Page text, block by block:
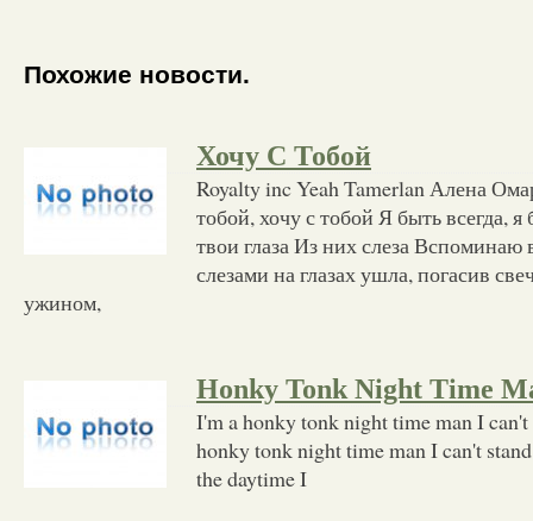
Похожие новости.
Хочу С Тобой
Royalty inc Yeah Tamerlan Алена
тобой, хочу с тобой Я быть всегда, я
твои глаза Из них слеза
слезами на глазах ушла, погасив
ужином,
Honky Tonk Night Time
I'm a honky tonk night time man I
honky tonk night time man I can't
the daytime I